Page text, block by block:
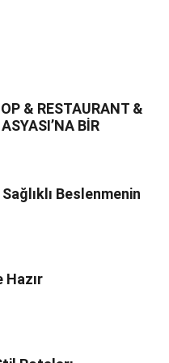
& RESTAURANT &
BİR
Beslenmenin
Hazır